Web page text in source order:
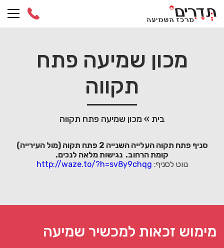
to
content
מכון שמיעה פתח
תקווה
בית »מכון שמיעה פתח תקווה
סניף פתח תקוה העלייה השנייה 2 פתח תקוה (מול העירייה)
קומת הרחוב. נגישות מלאה לנכים.
נווט לסניף: http://waze.to/?h=sv8y9chqg
מימוש זכאות למכשיר שמיעה